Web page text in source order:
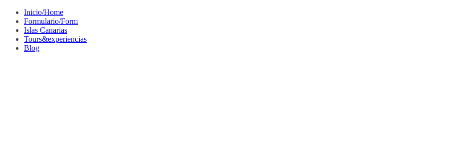
Saltar
contenido
Inicio/Home
Formulario/Form
Islas Canarias
Tours&experiencias
Blog